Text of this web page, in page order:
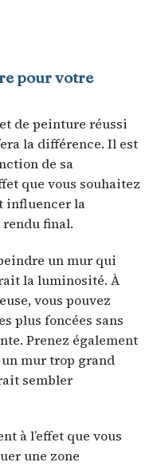
pour votre
de peinture réussi
la différence. Il est
de sa
que vous souhaitez
influencer la
final.
un mur qui
la luminosité. À
vous pouvez
plus foncées sans
Prenez également
mur trop grand
sembler
à l’effet que vous
une zone